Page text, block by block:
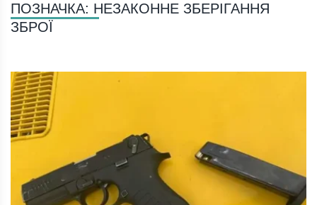
ПОЗНАЧКА: НЕЗАКОННЕ ЗБЕРІГАННЯ
ЗБРОЇ